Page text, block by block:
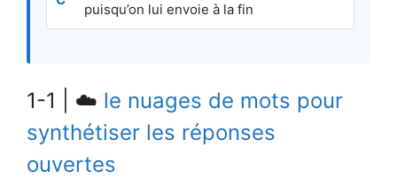
puisqu’on lui envoie à la fin
1-1 | ☁️ le nuages de mots pour
synthétiser les réponses
ouvertes